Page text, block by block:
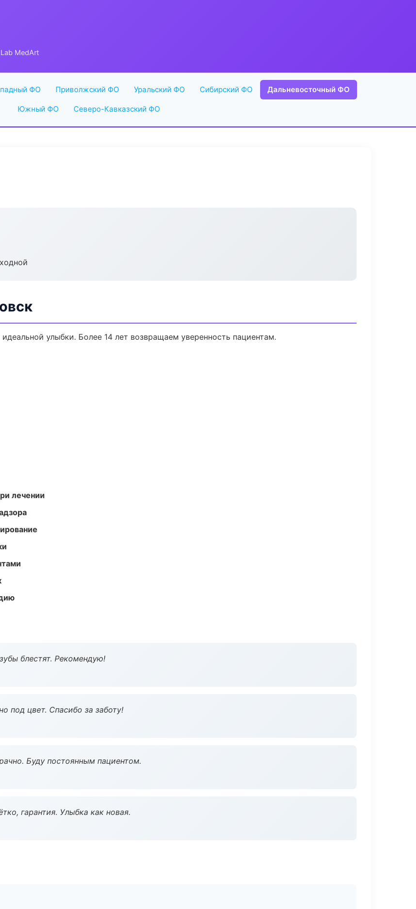
MedArt
ФО Приволжский ФО Уральский ФО Сибирский ФО Дальневосточный ФО
Южный ФО Северо-Кавказский ФО
улыбки. Более 14 лет возвращаем уверенность пациентам.
лечении
блестят. Рекомендую!
под цвет. Спасибо за заботу!
Буду постоянным пациентом.
гарантия. Улыбка как новая.